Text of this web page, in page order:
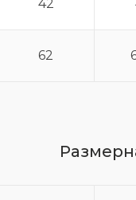
42
62